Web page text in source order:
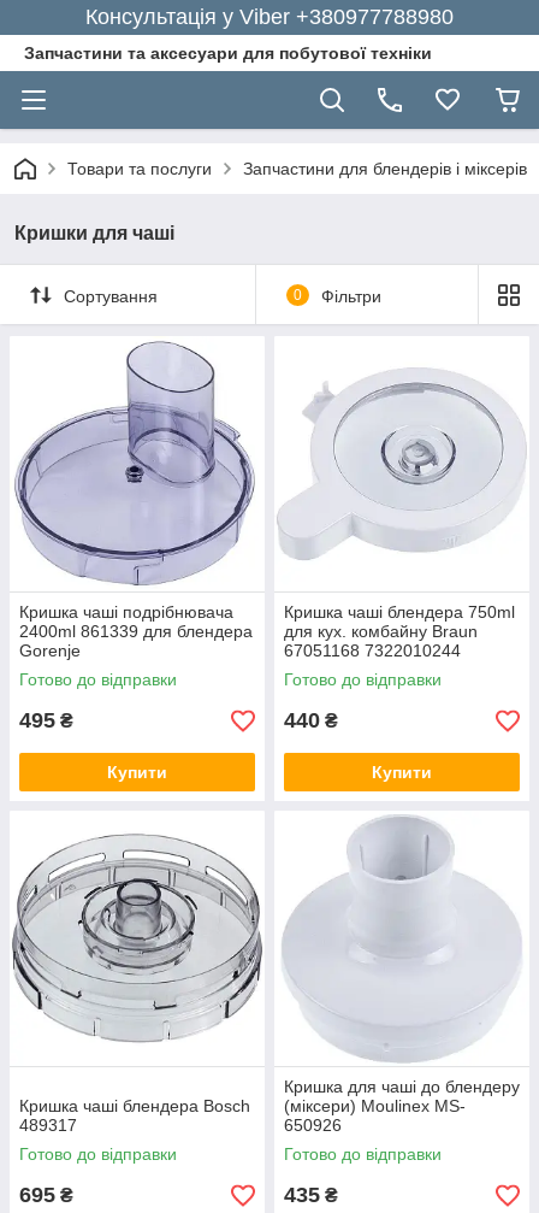
Консультація у Viber +380977788980
Запчастини та аксесуари для побутової техніки
Товари та послуги Запчастини для блендерів і міксерів
Кришки для чаші
Сортування 0 Фільтри
Кришка чаші подрібнювача
2400ml 861339 для блендера
Gorenje
Готово до відправки
495 ₴
Купити
Кришка чаші блендера 750ml
для кух. комбайну Braun
67051168 7322010244
Готово до відправки
440 ₴
Купити
Кришка чаші блендера Bosch
489317
Готово до відправки
695 ₴
Кришка для чаші до блендеру
(міксери) Moulinex MS-
650926
Готово до відправки
435 ₴